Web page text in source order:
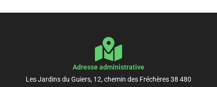
Adresse administrative
Les Jardins du Guiers, 12, chemin des Fréchères 38 480